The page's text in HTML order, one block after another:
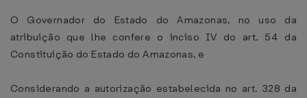
O Governador do Estado do Amazonas, no uso da
atribuição que lhe confere o inciso IV do art. 54 da
Constituição do Estado do Amazonas, e
Considerando a autorização estabelecida no art. 328 da